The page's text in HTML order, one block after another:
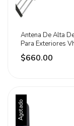
Antena De Alta
Para Exteriores
Adir
$660.00
Agotado